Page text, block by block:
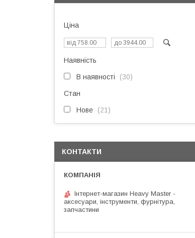
Ціна
Наявність
В наявності 30
Стан
Нове 21
КОНТАКТИ
Інтернет-магазин Heavy Master -
аксесуари, інструменти, фурнітура,
запчастини